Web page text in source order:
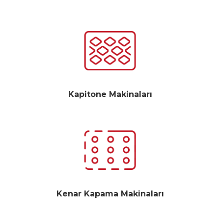
Kapitone Makinaları
Kenar Kapama Makinaları